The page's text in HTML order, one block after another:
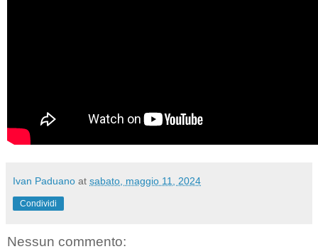
Ivan Paduano at sabato, maggio 11, 2024
Condividi
Nessun commento: